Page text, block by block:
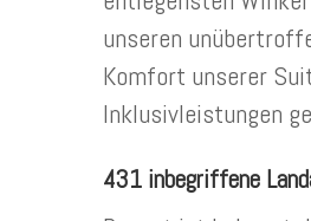
unseren
Komfort unserer
Inklusivleistungen
431 inbegriffene